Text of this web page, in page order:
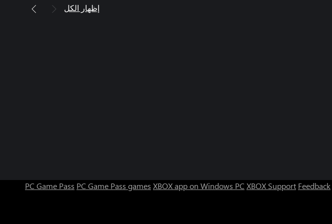
إظهار الكل
PC Game Pass PC Game Pass games XBOX app on Windows PC XBOX Support Feedback